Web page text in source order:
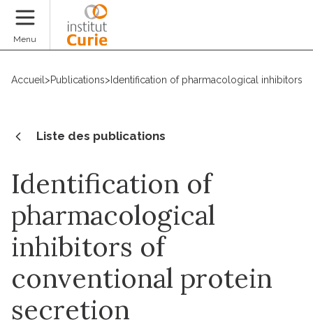
Menu
Accueil >Publications> Identification of pharmacological inhibitors
Liste des publications
Identification of
pharmacological
inhibitors of
conventional protein
secretion